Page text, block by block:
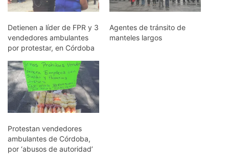
Detienen a líder de FPR y 3
vendedores ambulantes
por protestar, en Córdoba
Agentes de tránsito de
manteles largos
Protestan vendedores
ambulantes de Córdoba,
por ‘abusos de autoridad’